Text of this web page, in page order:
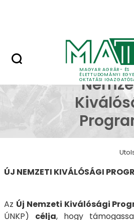
MAGYAR AGRÁR- ÉS
ÉLETTUDOMÁNYI
OKTATÁSI
UNKP -
Új
ÚJ NEMZETI KIVÁLÓSÁGI
Az Új Nemzeti Kiválósági
ÚNKP) célja, hogy